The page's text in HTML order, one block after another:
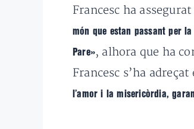
Francesc ha
món que estan passant per
Pare», alhora que ha
Francesc s’ha
l’amor i la misericòrdia,